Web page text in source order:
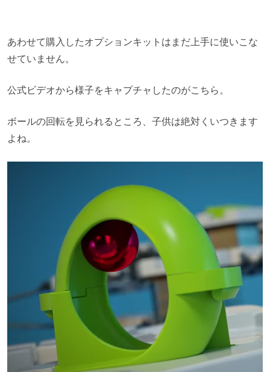
あわせて購入したオプションキットはまだ上手に使いこな
せていません。
公式ビデオから様子をキャプチャしたのがこちら。
ボールの回転を見られるところ、子供は絶対くいつきます
よね。